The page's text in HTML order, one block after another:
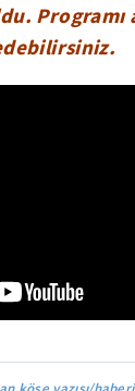
Programı